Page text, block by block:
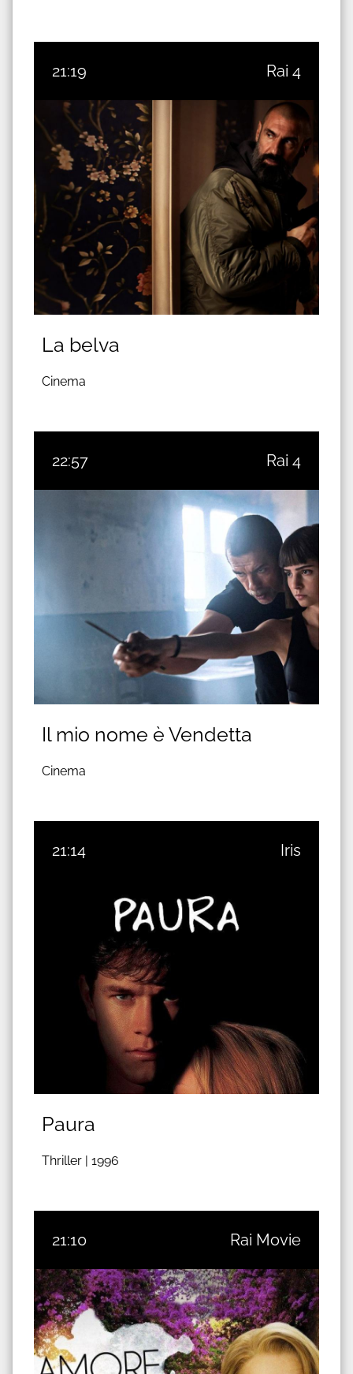
21:19 Rai 4
La belva
Cinema
22:57 Rai 4
Il mio nome è Vendetta
Cinema
21:14 Iris
Paura
Thriller | 1996
21:10 Rai Movie